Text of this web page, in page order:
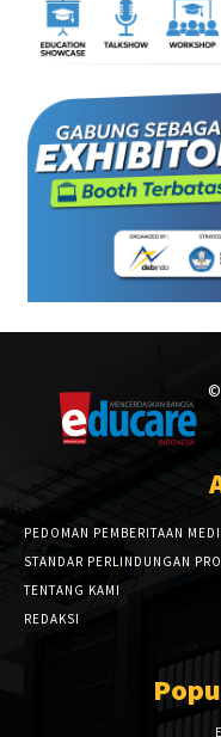
©
PEDOMAN PEMBERITAAN
STANDAR PERLINDUNGAN
TENTANG KAMI
REDAKSI